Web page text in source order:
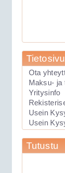
Ota
Maksu- ja
Yritysinfo
Usein
Usein
Tutustu